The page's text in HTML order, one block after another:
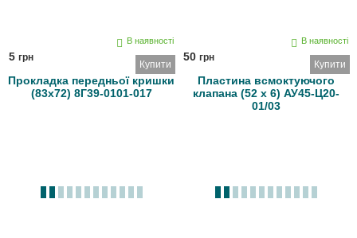
В наявності
5 грн
Купити
Прокладка передньої кришки
(83х72) 8Г39-0101-017
В наявності
50 грн
Купити
Пластина всмоктуючого
клапана (52 х 6) АУ45-Ц20-
01/03